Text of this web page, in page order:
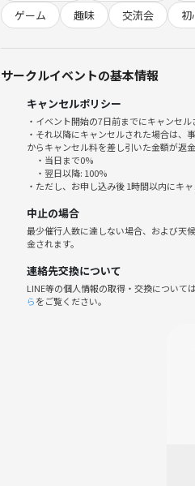
●参加費
つなげーとの決済と別途1000円
※現地で現金支払いお願いします。
●対象年齢
18歳以上
●開催場所
堺市南区 南海泉北線泉ヶ丘駅から徒
※詳細は申込後にご連絡いたします。
🚃南海泉北線 泉ヶ丘駅から徒歩5分
飲み物はフタ付きのペットボトルで
お食事は食べカスが床にこぼれない
経験差や年齢差等関係なく思いやり
ゲーム
趣味 交流会 初
サークルイベントの基本情報
キャンセルポリシー
・イベント開始の7日前までにキャンセ
・それ以降にキャンセルされた場合は、
からキャンセル料を差し引いた金額が返金
・当日まで0%
・翌日以降: 100%
・ただし、お申し込み後 1時間以内にキ
中止の場合
最少催行人数に達しない場合、および天
金されます。
連絡先交換について
LINE等の個人情報の取得・交換について
らをご覧ください。